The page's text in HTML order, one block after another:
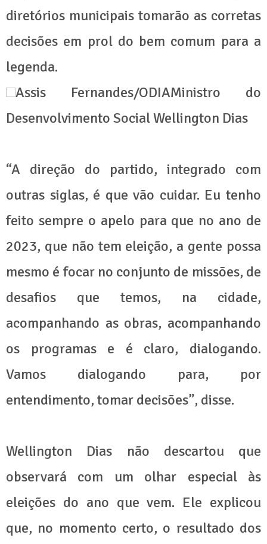
diretórios municipais tomarão as corretas
decisões em prol do bem comum para a
legenda.
Assis Fernandes/ODIAMinistro do
Desenvolvimento Social Wellington Dias
“A direção do partido, integrado com
outras siglas, é que vão cuidar. Eu tenho
feito sempre o apelo para que no ano de
2023, que não tem eleição, a gente possa
mesmo é focar no conjunto de missões, de
desafios que temos, na cidade,
acompanhando as obras, acompanhando
os programas e é claro, dialogando.
Vamos dialogando para, por
entendimento, tomar decisões”, disse.
Wellington Dias não descartou que
observará com um olhar especial às
eleições do ano que vem. Ele explicou
que, no momento certo, o resultado dos